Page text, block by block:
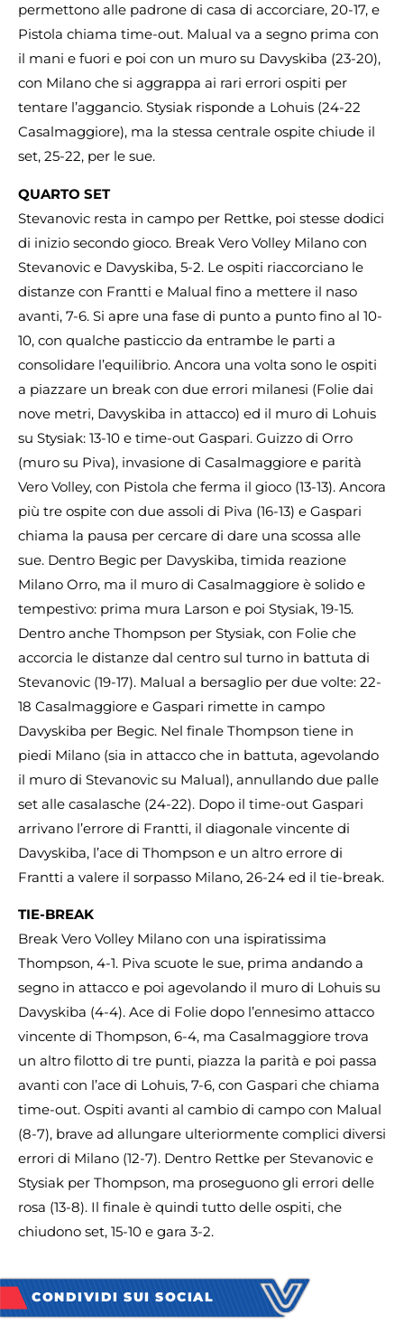
permettono alle padrone di casa di accorciare, 20-17, e
Pistola chiama time-out. Malual va a segno prima con
il mani e fuori e poi con un muro su Davyskiba (23-20),
con Milano che si aggrappa ai rari errori ospiti per
tentare l’aggancio. Stysiak risponde a Lohuis (24-22
Casalmaggiore), ma la stessa centrale ospite chiude il
set, 25-22, per le sue.
QUARTO SET
Stevanovic resta in campo per Rettke, poi stesse dodici
di inizio secondo gioco. Break Vero Volley Milano con
Stevanovic e Davyskiba, 5-2. Le ospiti riaccorciano le
distanze con Frantti e Malual fino a mettere il naso
avanti, 7-6. Si apre una fase di punto a punto fino al 10-
10, con qualche pasticcio da entrambe le parti a
consolidare l’equilibrio. Ancora una volta sono le ospiti
a piazzare un break con due errori milanesi (Folie dai
nove metri, Davyskiba in attacco) ed il muro di Lohuis
su Stysiak: 13-10 e time-out Gaspari. Guizzo di Orro
(muro su Piva), invasione di Casalmaggiore e parità
Vero Volley, con Pistola che ferma il gioco (13-13). Ancora
più tre ospite con due assoli di Piva (16-13) e Gaspari
chiama la pausa per cercare di dare una scossa alle
sue. Dentro Begic per Davyskiba, timida reazione
Milano Orro, ma il muro di Casalmaggiore è solido e
tempestivo: prima mura Larson e poi Stysiak, 19-15.
Dentro anche Thompson per Stysiak, con Folie che
accorcia le distanze dal centro sul turno in battuta di
Stevanovic (19-17). Malual a bersaglio per due volte: 22-
18 Casalmaggiore e Gaspari rimette in campo
Davyskiba per Begic. Nel finale Thompson tiene in
piedi Milano (sia in attacco che in battuta, agevolando
il muro di Stevanovic su Malual), annullando due palle
set alle casalasche (24-22). Dopo il time-out Gaspari
arrivano l’errore di Frantti, il diagonale vincente di
Davyskiba, l’ace di Thompson e un altro errore di
Frantti a valere il sorpasso Milano, 26-24 ed il tie-break.
TIE-BREAK
Break Vero Volley Milano con una ispiratissima
Thompson, 4-1. Piva scuote le sue, prima andando a
segno in attacco e poi agevolando il muro di Lohuis su
Davyskiba (4-4). Ace di Folie dopo l’ennesimo attacco
vincente di Thompson, 6-4, ma Casalmaggiore trova
un altro filotto di tre punti, piazza la parità e poi passa
avanti con l’ace di Lohuis, 7-6, con Gaspari che chiama
time-out. Ospiti avanti al cambio di campo con Malual
(8-7), brave ad allungare ulteriormente complici diversi
errori di Milano (12-7). Dentro Rettke per Stevanovic e
Stysiak per Thompson, ma proseguono gli errori delle
rosa (13-8). Il finale è quindi tutto delle ospiti, che
chiudono set, 15-10 e gara 3-2.
CONDIVIDI SUI SOCIAL